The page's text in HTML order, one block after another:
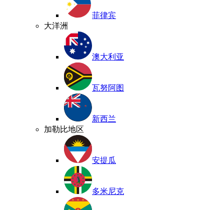
菲律宾
大洋洲
澳大利亚
瓦努阿图
新西兰
加勒比地区
安提瓜
多米尼克